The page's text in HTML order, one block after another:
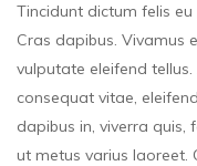
Tincidunt dictum felis
Cras dapibus. Vivamus
vulputate eleifend
consequat vitae,
dapibus in, viverra quis,
ut metus varius laoreet.